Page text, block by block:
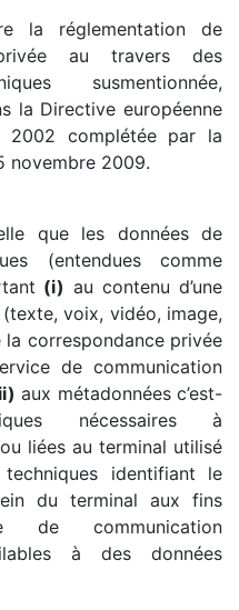
la réglementation de
au travers des
susmentionnée,
la Directive européenne
2002 complétée par la
novembre 2009.
que les données de
(entendues comme
(i) au contenu d’une
voix, vidéo, image,
la correspondance privée
de communication
aux métadonnées c’est-
nécessaires à
liées au terminal utilisé
identifiant le
du terminal aux fins
de communication
à des données